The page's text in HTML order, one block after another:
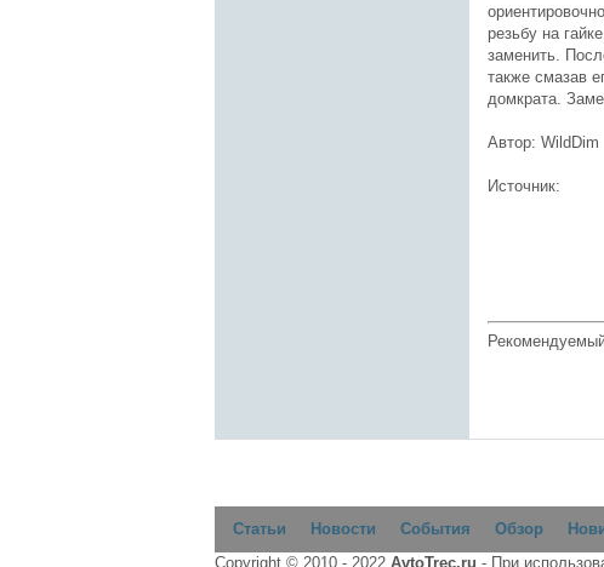
резьбу на
заменить.
также смазав
домкрата.
Автор: WildDim
Источник:
Статьи Новости События Обзор
Copyright © 2010 - 2022 AvtoTrec.ru - При